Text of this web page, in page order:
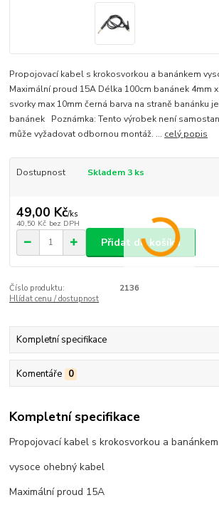
Propojovací kabel s krokosvorkou a banánkem
Maximální proud 15A Délka 100cm banánek 4mm
svorky max 10mm černá barva na straně banánku
banánek Poznámka: Tento výrobek není
může vyžadovat odbornou montáž. ... celý popis
Dostupnost Skladem 3 ks
49,00 Kč/ks
40,50 Kč bez DPH
Přidat do košíku
Číslo produktu:
2136
Hlídat cenu / dostupnost
Kompletní specifikace
Komentáře 0
Kompletní specifikace
Propojovací kabel s krokosvorkou a banánkem
vysoce ohebný kabel
Maximální proud 15A